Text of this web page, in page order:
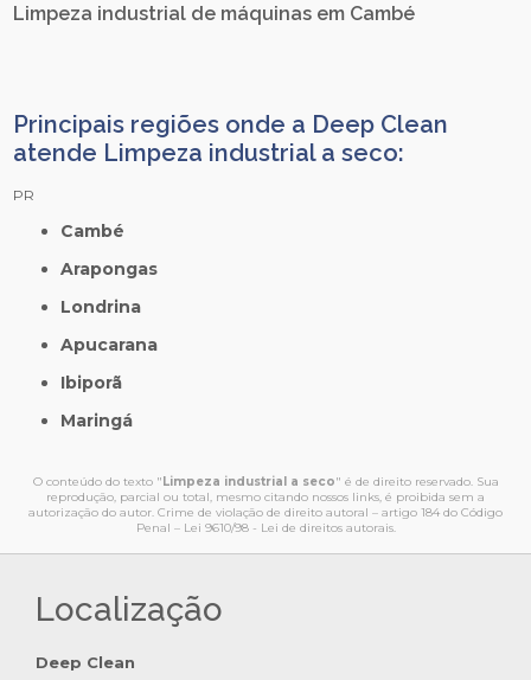
Limpeza industrial de máquinas em Cambé
Principais regiões onde a Deep Clean
atende Limpeza industrial a seco:
PR
Cambé
Arapongas
Londrina
Apucarana
Ibiporã
Maringá
O conteúdo do texto "Limpeza industrial a seco" é de direito reservado. Sua
reprodução, parcial ou total, mesmo citando nossos links, é proibida sem a
autorização do autor. Crime de violação de direito autoral – artigo 184 do Código
Penal – Lei 9610/98 - Lei de direitos autorais.
Localização
Deep Clean